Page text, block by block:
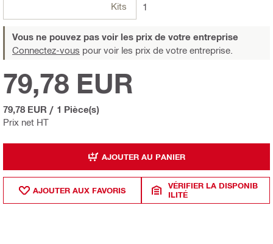
Kits 1
Vous ne pouvez pas voir les prix de votre entreprise
Connectez-vous pour voir les prix de votre entreprise.
Prix net HT
79,78 EUR
79,78 EUR / 1 Pièce(s)
AJOUTER AU PANIER
AJOUTER AUX FAVORIS
VÉRIFIER LA DISPONIB
ILITÉ